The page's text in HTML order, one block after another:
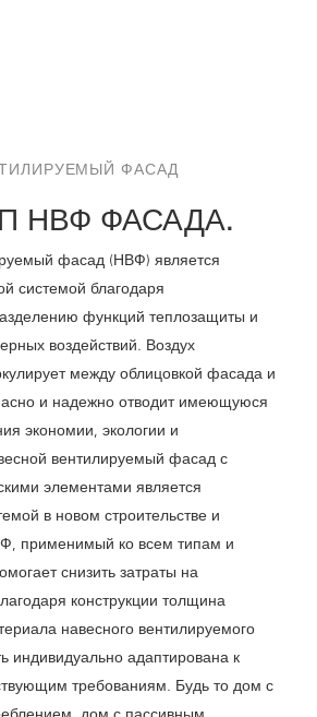
ФАСАД
НВФ ФАСАДА.
фасад (НВФ) является
системой благодаря
функций теплозащиты и
воздействий. Воздух
между облицовкой фасада и
и надежно отводит имеющуюся
экономии, экологии и
вентилируемый фасад с
элементами является
в новом строительстве и
применимый ко всем типам и
снизить затраты на
конструкции толщина
навесного вентилируемого
индивидуально адаптирована к
требованиям. Будь то дом с